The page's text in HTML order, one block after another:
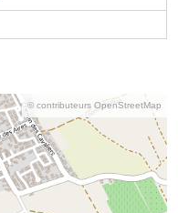
© contributeurs OpenStreetMap